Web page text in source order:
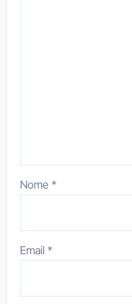
Nome*
Email*